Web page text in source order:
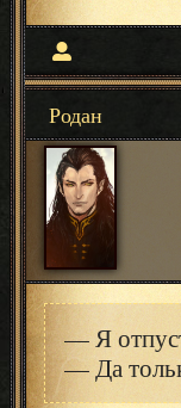
Родан
— Я
— Да